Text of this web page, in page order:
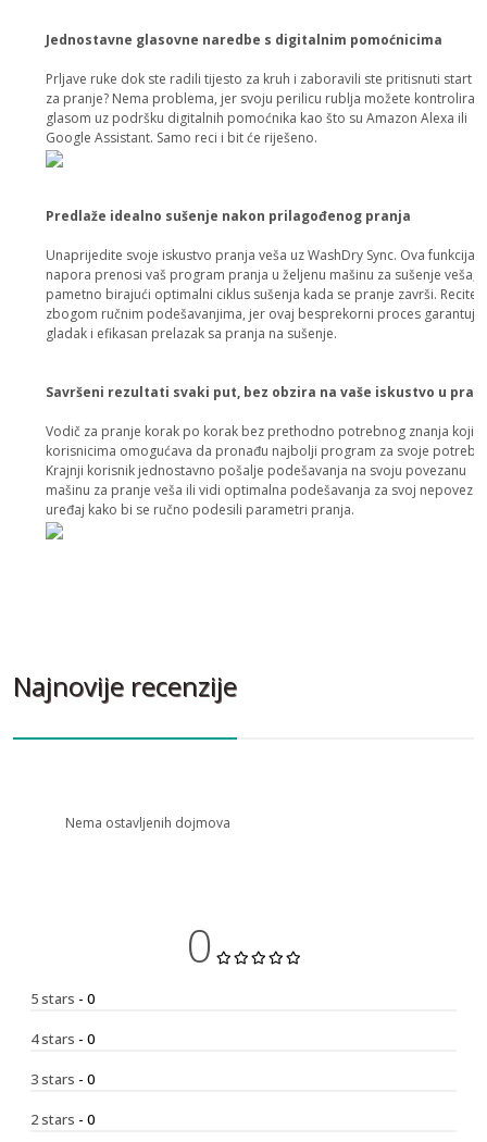
Jednostavne glasovne naredbe s digitalnim pomoćnicima
Prljave ruke dok ste radili tijesto za kruh i zaboravili ste pritisnuti start
za pranje? Nema problema, jer svoju perilicu rublja možete kontrolirati
glasom uz podršku digitalnih pomoćnika kao što su Amazon Alexa ili
Google Assistant. Samo reci i bit će riješeno.
Predlaže idealno sušenje nakon prilagođenog pranja
Unaprijedite svoje iskustvo pranja veša uz WashDry Sync. Ova funkcija
napora prenosi vaš program pranja u željenu mašinu za sušenje veša,
pametno birajući optimalni ciklus sušenja kada se pranje završi. Recite
zbogom ručnim podešavanjima, jer ovaj besprekorni proces garantuje
gladak i efikasan prelazak sa pranja na sušenje.
Savršeni rezultati svaki put, bez obzira na vaše iskustvo u
Vodič za pranje korak po korak bez prethodno potrebnog znanja koji
korisnicima omogućava da pronađu najbolji program za svoje potrebe.
Krajnji korisnik jednostavno pošalje podešavanja na svoju povezanu
mašinu za pranje veša ili vidi optimalna podešavanja za svoj
uređaj kako bi se ručno podesili parametri pranja.
Najnovije recenzije
Nema ostavljenih dojmova
0
5 stars - 0
4 stars - 0
3 stars - 0
2 stars - 0